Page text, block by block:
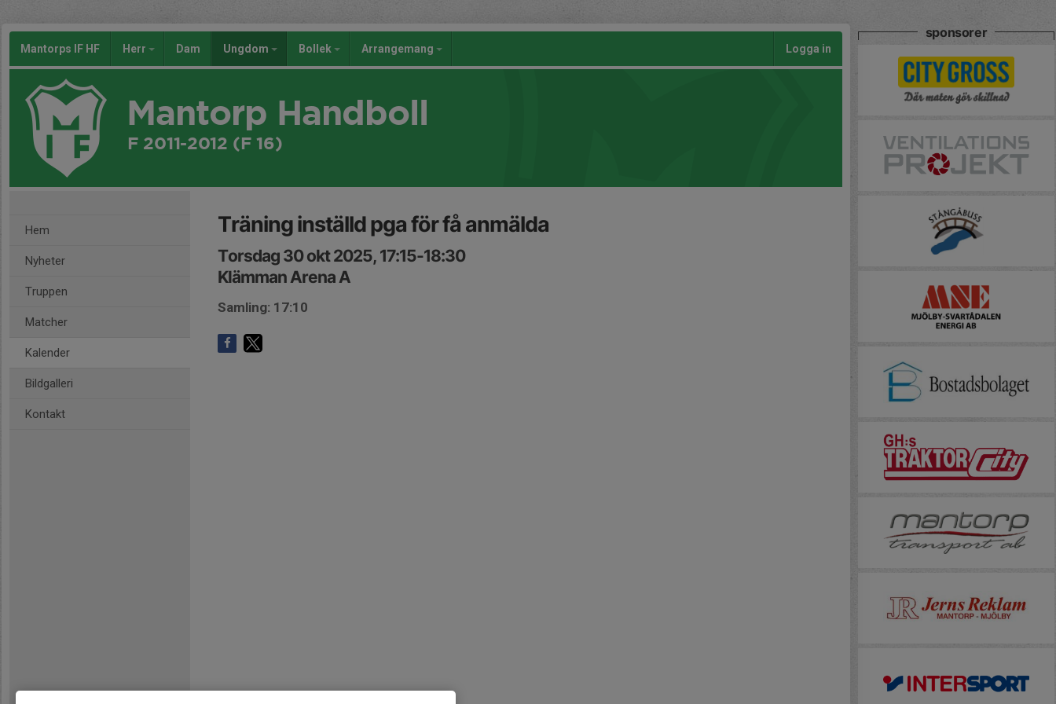
Mantorps IF HF Herr Dam Ungdom Bollek Arrangemang Logga in
Mantorp Handboll
F 2011-2012 (F 16)
Hem
Nyheter
Truppen
Matcher
Kalender
Bildgalleri
Kontakt
Träning inställd pga för få anmälda
Torsdag 30 okt 2025, 17:15-18:30
Klämman Arena A
Samling: 17:10
sponsorer